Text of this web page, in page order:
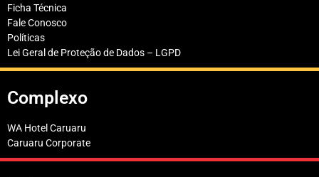
Ficha Técnica
Fale Conosco
Políticas
Lei Geral de Proteção de Dados – LGPD
Complexo
WA Hotel Caruaru
Caruaru Corporate